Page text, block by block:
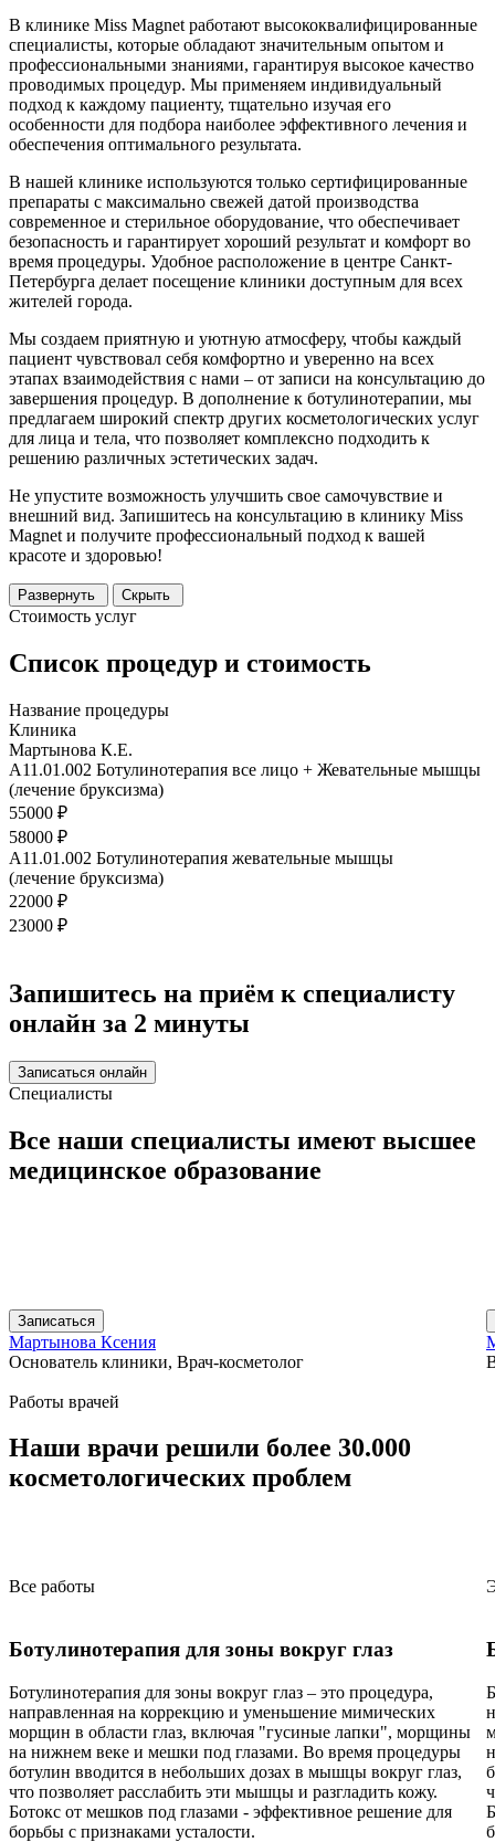
В клинике Miss Magnet работают высококвалифицированные
специалисты, которые обладают значительным опытом и
профессиональными знаниями, гарантируя высокое качество
проводимых процедур. Мы применяем индивидуальный
подход к каждому пациенту, тщательно изучая его
особенности для подбора наиболее эффективного лечения и
обеспечения оптимального результата.
В нашей клинике используются только сертифицированные
препараты с максимально свежей датой производства
современное и стерильное оборудование, что обеспечивает
безопасность и гарантирует хороший результат и комфорт во
время процедуры. Удобное расположение в центре Санкт-
Петербурга делает посещение клиники доступным для всех
жителей города.
Мы создаем приятную и уютную атмосферу, чтобы каждый
пациент чувствовал себя комфортно и уверенно на всех
этапах взаимодействия с нами – от записи на консультацию до
завершения процедур. В дополнение к ботулинотерапии, мы
предлагаем широкий спектр других косметологических услуг
для лица и тела, что позволяет комплексно подходить к
решению различных эстетических задач.
Не упустите возможность улучшить свое самочувствие и
внешний вид. Запишитесь на консультацию в клинику Miss
Magnet и получите профессиональный подход к вашей
красоте и здоровью!
Развернуть Скрыть
Стоимость услуг
Список процедур и стоимость
Название процедуры
Клиника
Мартынова К.Е.
A11.01.002 Ботулинотерапия все лицо + Жевательные мышцы
(лечение бруксизма)
55000 ₽
58000 ₽
A11.01.002 Ботулинотерапия жевательные мышцы
(лечение бруксизма)
22000 ₽
23000 ₽
Запишитесь на приём к специалисту
онлайн за 2 минуты
Записаться онлайн
Специалисты
Все наши специалисты имеют высшее
медицинское образование
Записаться
Мартынова Ксения
Основатель клиники, Врач-косметолог
Работы врачей
Наши врачи решили более 30.000
косметологических проблем
Все работы
Ботулинотерапия для зоны вокруг глаз
Ботулинотерапия для зоны вокруг глаз – это процедура,
направленная на коррекцию и уменьшение мимических
морщин в области глаз, включая "гусиные лапки", морщины
на нижнем веке и мешки под глазами. Во время процедуры
ботулин вводится в небольших дозах в мышцы вокруг глаз,
что позволяет расслабить эти мышцы и разгладить кожу.
Ботокс от мешков под глазами - эффективное решение для
борьбы с признаками усталости.